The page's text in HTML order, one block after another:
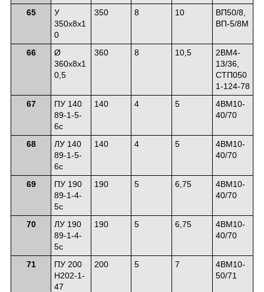
65
У
350х8х1
0
350 8 10
ВП50/8,
ВП-5/8М
66
Ø
360х8х1
0,5
360 8 10,5
2ВМ4-
13/36,
СТП050
1-124-78
67
ПУ 140
89-1-5-
6с
140 4 5
4ВМ10-
40/70
68
ЛУ 140
89-1-5-
6с
140 4 5
4ВМ10-
40/70
69
ПУ 190
89-1-4-
5с
190 5 6,75
4ВМ10-
40/70
70
ЛУ 190
89-1-4-
5с
190 5 6,75
4ВМ10-
40/70
71
ПУ 200
Н202-1-
47
200 5 7
4ВМ10-
50/71